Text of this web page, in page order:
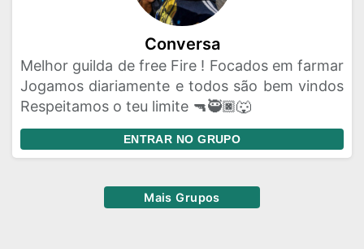
Conversa
Melhor guilda de free Fire ! Focados em farmar
Jogamos diariamente e todos são bem vindos
Respeitamos o teu limite 🔫🥷🏿🐺
ENTRAR NO GRUPO
Mais Grupos